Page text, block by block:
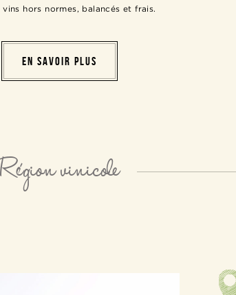
vins hors normes, balancés et frais.
EN SAVOIR PLUS
vinicole